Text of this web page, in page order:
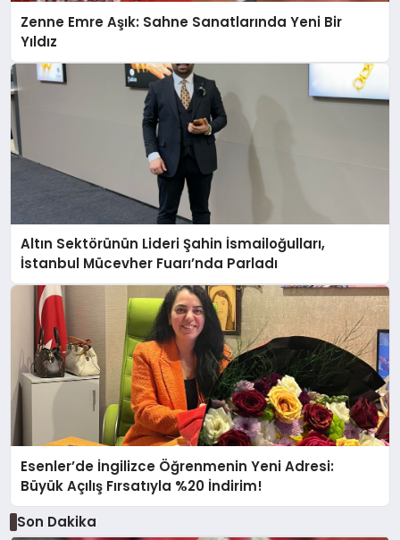
Zenne Emre Aşık: Sahne Sanatlarında Yeni Bir
Yıldız
Altın Sektörünün Lideri Şahin İsmailoğulları,
İstanbul Mücevher Fuarı’nda Parladı ￼
Esenler’de İngilizce Öğrenmenin Yeni Adresi:
Büyük Açılış Fırsatıyla %20 İndirim!
Son Dakika